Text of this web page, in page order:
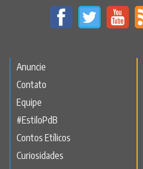
Anuncie
Contato
Equipe
#EstiloPdB
Contos Etílicos
Curiosidades